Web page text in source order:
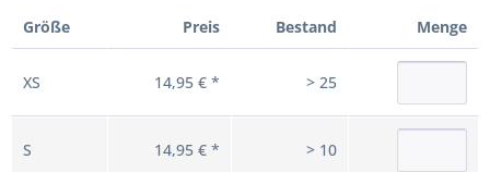
Größe Preis Bestand Menge
XS 14,95 € * > 25
S 14,95 € * > 10